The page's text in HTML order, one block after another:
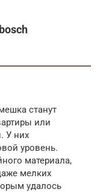
станут
или
У них
уровень.
материала,
мелких
удалось